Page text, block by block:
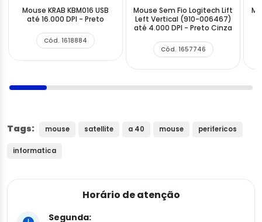
Mouse KRAB KBM016 USB
até 16.000 DPI - Preto
Cód. 1618884
Mouse Sem Fio Logitech Lift
Left Vertical (910-006467)
até 4.000 DPI - Preto Cinza
Cód. 1657746
Tags: mouse satellite a 40 mouse perifericos
informatica
Horário de atenção
Segunda: